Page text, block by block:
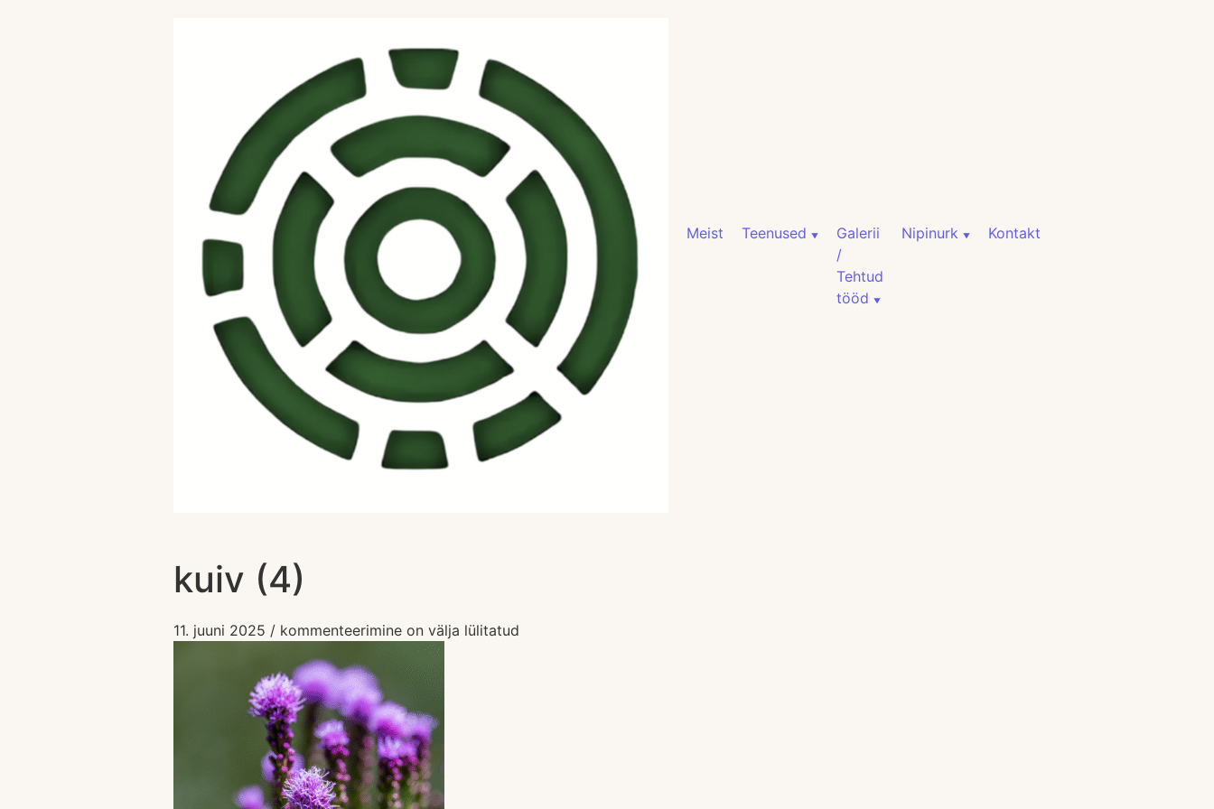
Meist Teenused
Galerii
/
Tehtud
tööd
Nipinurk Kontakt
kuiv (4)
11. juuni 2025 / kuiv (4)
kommenteerimine on välja lülitatud